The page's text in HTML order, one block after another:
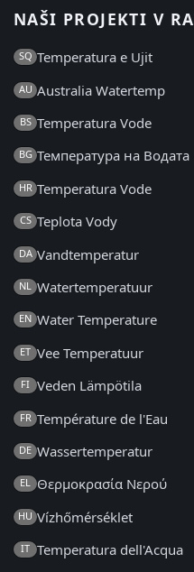
NAŠI PROJEKTI V
SQ Temperatura e Ujit
AU Australia Watertemp
BS Temperatura Vode
BG Температура на Водата
HR Temperatura Vode
CS Teplota Vody
DA Vandtemperatur
NL Watertemperatuur
EN Water Temperature
ET Vee Temperatuur
FI Veden Lämpötila
FR Température de l'Eau
DE Wassertemperatur
EL Θερμοκρασία Νερού
HU Vízhőmérséklet
IT Temperatura dell'Acqua